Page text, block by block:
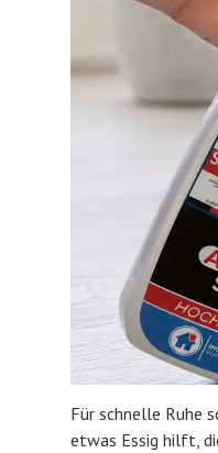
Für schnelle Ruhe
etwas Essig hilft,